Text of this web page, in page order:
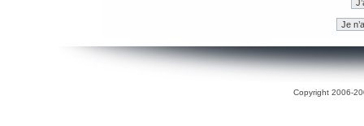
Copyright 2006-